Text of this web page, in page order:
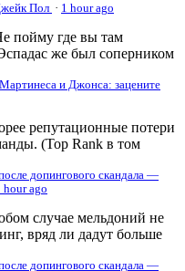
Пол · 1 hour ago
пойму где вы там
же был соперником
и Джонса: зацените
репутационные потери
(Top Rank в том
допингового скандала —
hour ago
случае мельдоний не
вряд ли дадут больше
допингового скандала —